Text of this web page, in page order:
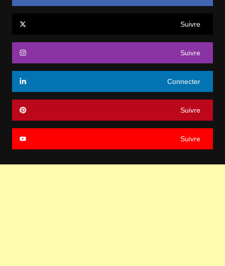
Suivre
Suivre
Connecter
Suivre
Suivre